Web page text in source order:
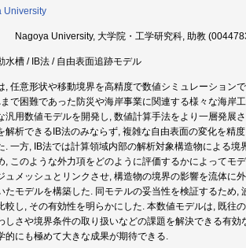
University
Nagoya University, 大学院・工学研究科, 助教
水槽 / IB法 / 自由表面追跡モデル
, 任意形状や移動境界を高精度で数値シミュレーション
まで困難であった防災や海岸事業に関連する様々な海岸
汎用数値モデルを開発し, 数値計算手法をより一層発展
解析できるIB法のみならず, 複雑な自由表面の変化を精
. 一方, IB法では計算領域内部の解析対象構造物による
, このような外力項をどのように評価するかによってモ
ュメッシュとリンクさせ, 構造物の境界の影響を流体に
たモデルを構築した. 同モテルの妥当性を検証するため
較し, その有効性を明らかにした. 本数値モデルは, 既往
しさや境界条件の取り扱いなどの課題を解決できる有
的にも極めて大きな成果が期待できる.